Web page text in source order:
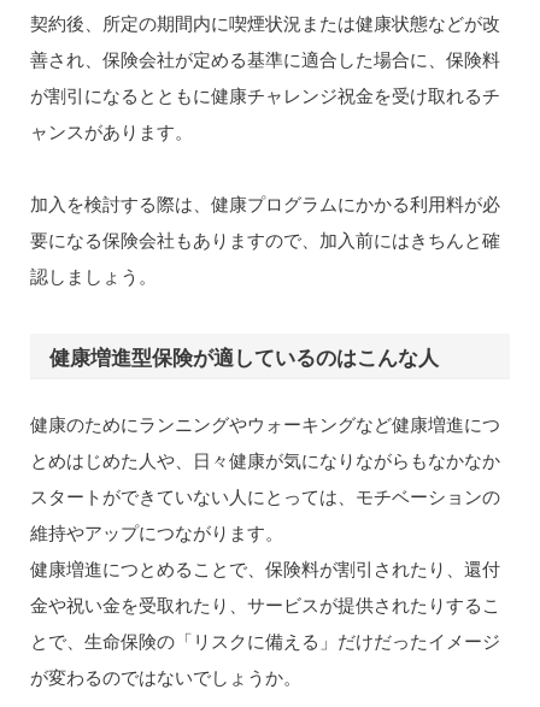
契約後、所定の期間内に喫煙状況または健康状態などが改
善され、保険会社が定める基準に適合した場合に、保険料
が割引になるとともに健康チャレンジ祝金を受け取れるチ
ャンスがあります。
加入を検討する際は、健康プログラムにかかる利用料が必
要になる保険会社もありますので、加入前にはきちんと確
認しましょう。
健康増進型保険が適しているのはこんな人
健康のためにランニングやウォーキングなど健康増進につ
とめはじめた人や、日々健康が気になりながらもなかなか
スタートができていない人にとっては、モチベーションの
維持やアップにつながります。
健康増進につとめることで、保険料が割引されたり、還付
金や祝い金を受取れたり、サービスが提供されたりするこ
とで、生命保険の「リスクに備える」だけだったイメージ
が変わるのではないでしょうか。